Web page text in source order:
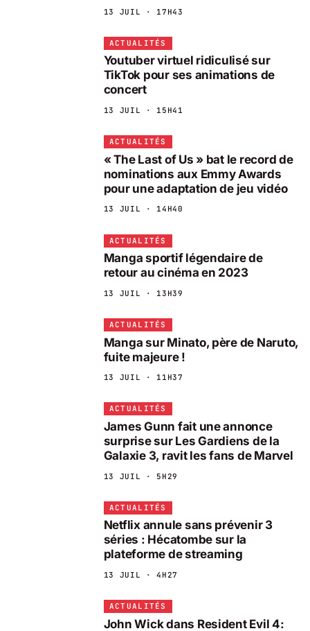
13 JUIL · 17H43
ACTUALITÉS
Youtuber virtuel ridiculisé sur
TikTok pour ses animations de
concert
13 JUIL · 15H41
ACTUALITÉS
« The Last of Us » bat le record de
nominations aux Emmy Awards
pour une adaptation de jeu vidéo
13 JUIL · 14H40
ACTUALITÉS
Manga sportif légendaire de
retour au cinéma en 2023
13 JUIL · 13H39
ACTUALITÉS
Manga sur Minato, père de Naruto,
fuite majeure !
13 JUIL · 11H37
ACTUALITÉS
James Gunn fait une annonce
surprise sur Les Gardiens de la
Galaxie 3, ravit les fans de Marvel
13 JUIL · 5H29
ACTUALITÉS
Netflix annule sans prévenir 3
séries : Hécatombe sur la
plateforme de streaming
13 JUIL · 4H27
ACTUALITÉS
John Wick dans Resident Evil 4: